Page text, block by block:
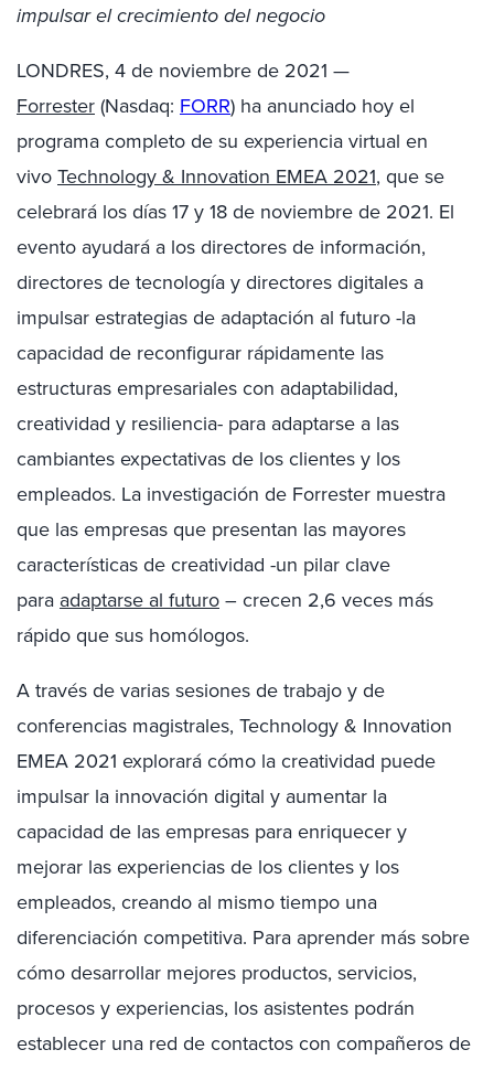
impulsar el crecimiento del negocio
LONDRES, 4 de noviembre de 2021 —
Forrester(Nasdaq: FORR) ha anunciado hoy el
programa completo de su experiencia virtual en
vivoTechnology & Innovation EMEA 2021, que se
celebrará los días 17 y 18 de noviembre de 2021. El
evento ayudará a los directores de información,
directores de tecnología y directores digitales a
impulsar estrategias de adaptación al futuro -la
capacidad de reconfigurar rápidamente las
estructuras empresariales con adaptabilidad,
creatividad y resiliencia- para adaptarse a las
cambiantes expectativas de los clientes y los
empleados. La investigación de Forrester muestra
que las empresas que presentan las mayores
características de creatividad -un pilar clave
para adaptarse al futuro– crecen 2,6 veces más
rápido que sus homólogos.
A través de varias sesiones de trabajo y de
conferencias magistrales, Technology & Innovation
EMEA 2021 explorará cómo la creatividad puede
impulsar la innovación digital y aumentar la
capacidad de las empresas para enriquecer y
mejorar las experiencias de los clientes y los
empleados, creando al mismo tiempo una
diferenciación competitiva. Para aprender más sobre
cómo desarrollar mejores productos, servicios,
procesos y experiencias, los asistentes podrán
establecer una red de contactos con compañeros de